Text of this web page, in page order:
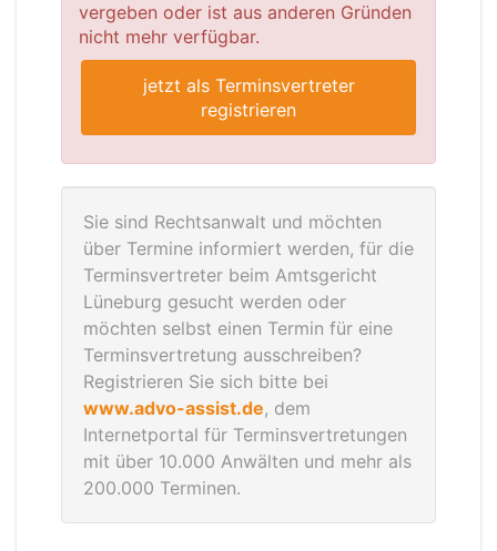
vergeben oder ist aus anderen Gründen
nicht mehr verfügbar.
jetzt als Terminsvertreter
registrieren
Sie sind Rechtsanwalt und möchten
über Termine informiert werden, für die
Terminsvertreter beim Amtsgericht
Lüneburg gesucht werden oder
möchten selbst einen Termin für eine
Terminsvertretung ausschreiben?
Registrieren Sie sich bitte bei
www.advo-assist.de, dem
Internetportal für Terminsvertretungen
mit über 10.000 Anwälten und mehr als
200.000 Terminen.